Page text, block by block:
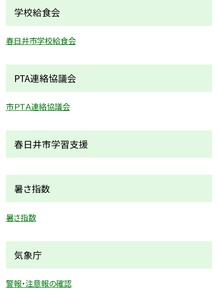
学校給食会
春日井市学校給食会
PTA連絡協議会
市ＰＴＡ連絡協議会
春日井市学習支援
暑さ指数
暑さ指数
気象庁
警報・注意報の確認